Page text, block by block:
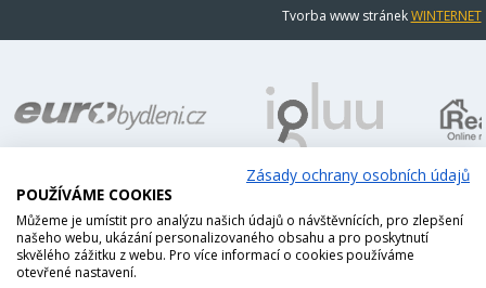
Tvorba www stránekWINTERNET
Zásady ochrany osobních údajů
POUŽÍVÁME COOKIES
Můžeme je umístit pro analýzu našich údajů o návštěvnících, pro zlepšení
našeho webu, ukázání personalizovaného obsahu a pro poskytnutí
skvělého zážitku z webu. Pro více informací o cookies používáme
otevřené nastavení.